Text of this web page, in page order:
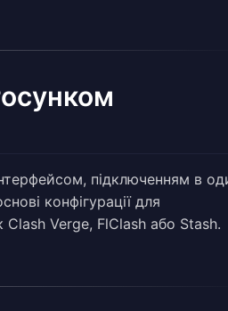
підключенням в
конфігурації для
Clash Verge, FlClash або Stash.